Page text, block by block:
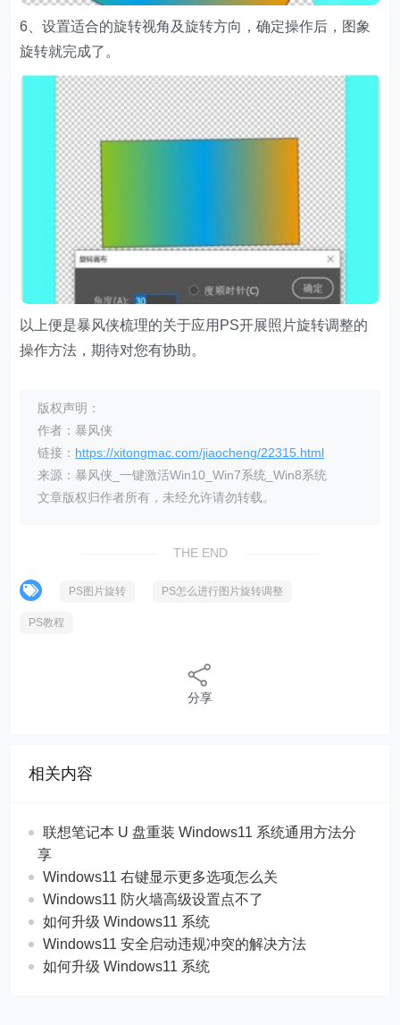
6、设置适合的旋转视角及旋转方向，确定操作后，图象
旋转就完成了。
以上便是暴风侠梳理的关于应用PS开展照片旋转调整的
操作方法，期待对您有协助。
版权声明：
作者：暴风侠
链接： https://xitongmac.com/jiaocheng/22315.html
来源：暴风侠_一键激活Win10_Win7系统_Win8系统
文章版权归作者所有，未经允许请勿转载。
THE END
PS图片旋转 PS怎么进行图片旋转调整
PS教程
分享
相关内容
联想笔记本 U 盘重装 Windows11 系统通用方法分
享
Windows11 右键显示更多选项怎么关
Windows11 防火墙高级设置点不了
如何升级 Windows11 系统
Windows11 安全启动违规冲突的解决方法
如何升级 Windows11 系统